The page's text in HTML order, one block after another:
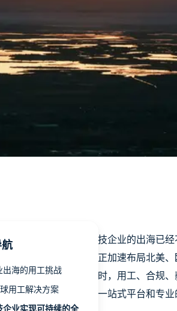
出海的用工挑战
用工解决方案
企业实现可持续的全
科技企业的出海已
业正加速布局北美
同时，用工、合规
过一站式平台和专